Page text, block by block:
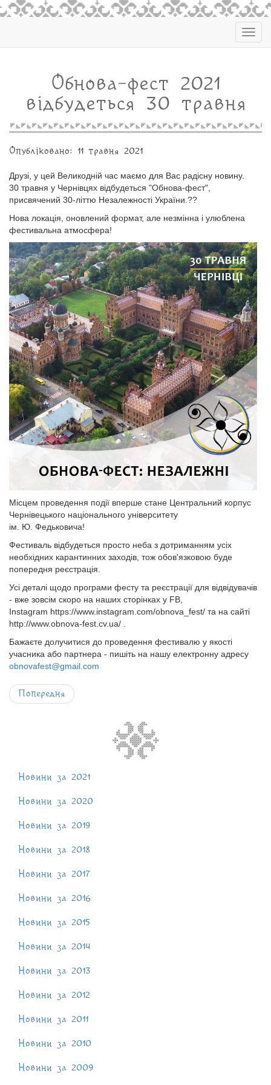
Обнова-фест 2021
відбудеться 30 травня
Опубліковано: 11 травня 2021
Друзі, у цей Великодній час маємо для Вас радісну новину.
30 травня у Чернівцях відбудеться "Обнова-фест",
присвячений 30-літтю Незалежності України.??
Нова локація, оновлений формат, але незмінна і улюблена
фестивальна атмосфера!
Місцем проведення події вперше стане Центральний корпус
Чернівецького національного університету
ім. Ю. Федьковича!
Фестиваль відбудеться просто неба з дотриманням усіх
необхідних карантинних заходів, тож обов'язковою буде
попередня реєстрація.
Усі деталі щодо програми фесту та реєстрації для відвідувачів
- вже зовсім скоро на наших сторінках у FB,
Instagram https://www.instagram.com/obnova_fest/ та на сайті
http://www.obnova-fest.cv.ua/ .
Бажаєте долучитися до проведення фестивалю у якості
учасника або партнера - пишіть на нашу електронну адресу
obnovafest@gmail.com
Попередня
Новини за 2021
Новини за 2020
Новини за 2019
Новини за 2018
Новини за 2017
Новини за 2016
Новини за 2015
Новини за 2014
Новини за 2013
Новини за 2012
Новини за 2011
Новини за 2010
Новини за 2009